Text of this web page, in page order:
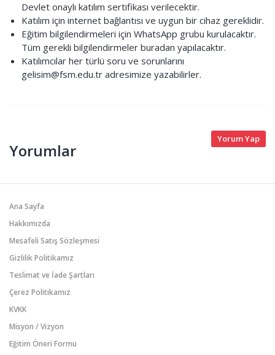
Devlet onaylı katılım sertifikası verilecektir.
Katılım için internet bağlantısı ve uygun bir cihaz gereklidir.
Eğitim bilgilendirmeleri için WhatsApp grubu kurulacaktır.
Tüm gerekli bilgilendirmeler buradan yapılacaktır.
Katılımcılar her türlü soru ve sorunlarını
gelisim@fsm.edu.tr adresimize yazabilirler.
Yorumlar
Yorum Yap
Ana Sayfa
Hakkımızda
Mesafeli Satış Sözleşmesi
Gizlilik Politikamız
Teslimat ve İade Şartları
Çerez Politikamız
KVKK
Misyon / Vizyon
Eğitim Öneri Formu